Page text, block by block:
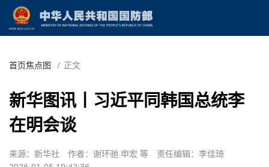
首页焦点图 / 正文
新华图讯丨习近平同韩国总统李
在明会谈
来源：新华社 作者：谢环驰 申宏 等
责任编辑：李佳琦